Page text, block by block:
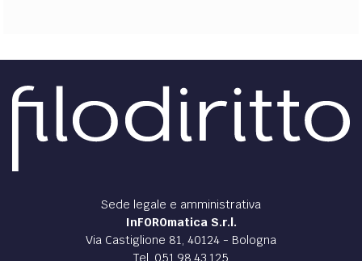
Sede legale e amministrativa
InFOROmatica S.r.l.
Via Castiglione 81, 40124 - Bologna
Tel. 051.98.43.125